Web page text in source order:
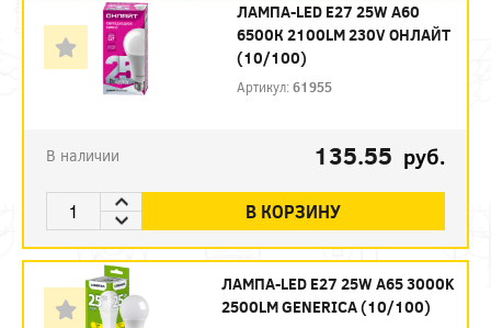
ЛАМПА-LED E27 25W A60
6500К 2100LM 230V ОНЛАЙТ
(10/100)
Артикул:61955
В наличии 135.55 руб.
В КОРЗИНУ
ЛАМПА-LED E27 25W A65 3000K
2500LM GENERICA (10/100)